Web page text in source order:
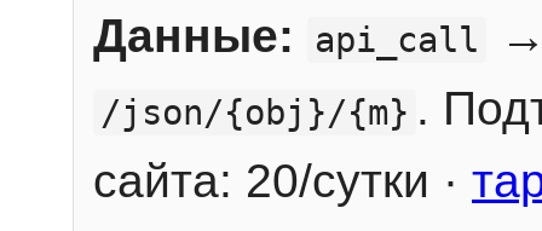
Данные: api_call
/json/{obj}/{m} .
сайта: 20/сутки ·